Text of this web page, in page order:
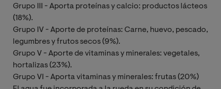
Grupo III - Aporta proteínas y calcio: productos lácteos
(18%).
Grupo IV - Aporte de proteínas: Carne, huevo, pescado,
legumbres y frutos secos (9%).
Grupo V - Aporte de vitaminas y minerales: vegetales,
hortalizas (23%).
Grupo VI - Aporta vitaminas y minerales: frutas (20%)